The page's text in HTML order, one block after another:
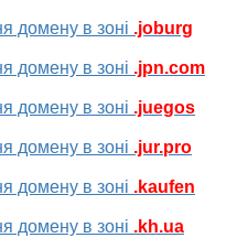
домену в зоні .joburg
домену в зоні .jpn.com
домену в зоні .juegos
домену в зоні .jur.pro
домену в зоні .kaufen
домену в зоні .kh.ua